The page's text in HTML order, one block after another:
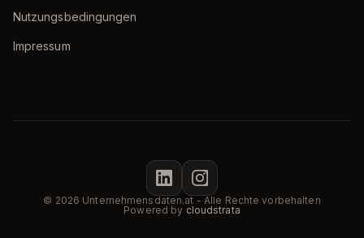
Nutzungsbedingungen
Impressum
© 2026 Unternehmensdaten.at - Alle Rechte vorbehalten
Powered by cloudstrata